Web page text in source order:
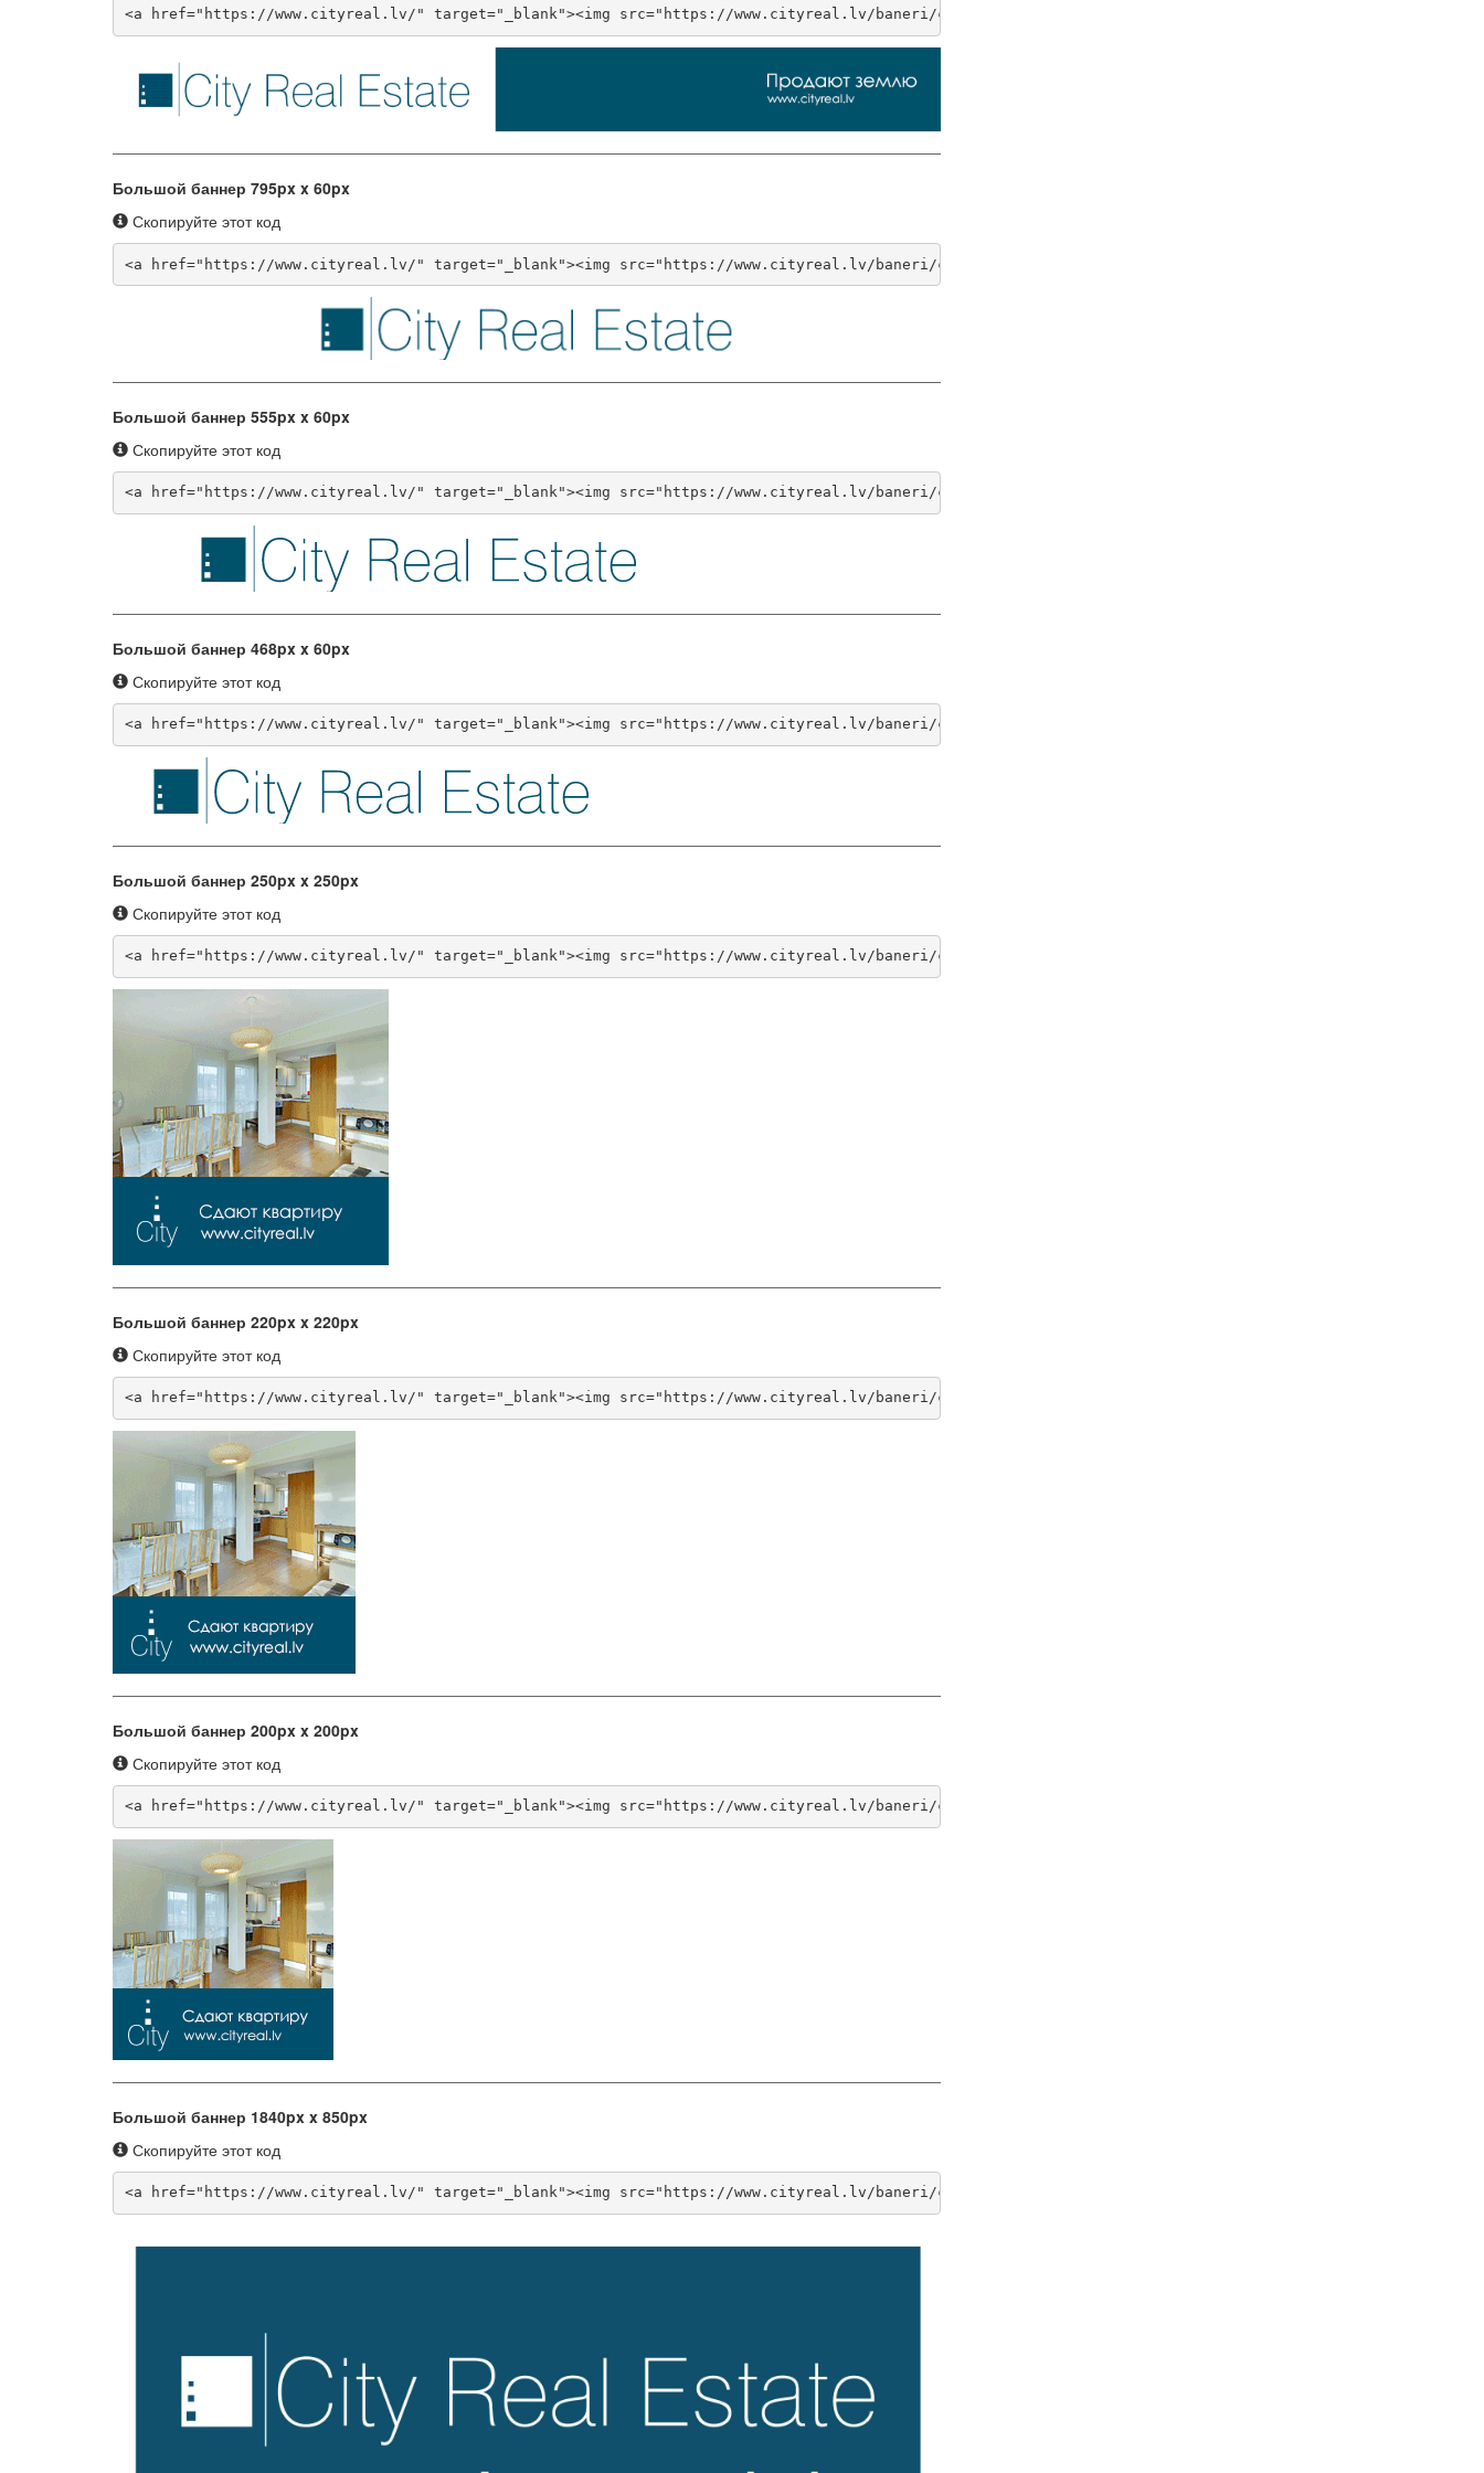
<a href="https://www.cityreal.lv/" target="_blank"><img src="https://www.cityreal.lv/baneri/cityreal_980_100_ru.gif" width="980" height="100"
Большой баннер 795px x 60px
Скопируйте этот код
<a href="https://www.cityreal.lv/" target="_blank"><img src="https://www.cityreal.lv/baneri/cityreal_795_60_ru.gif" width="795" height="60" style="border-
Большой баннер 555px x 60px
Скопируйте этот код
<a href="https://www.cityreal.lv/" target="_blank"><img src="https://www.cityreal.lv/baneri/cityreal_555_60_ru.gif" width="555" height="60" style="border-
Большой баннер 468px x 60px
Скопируйте этот код
<a href="https://www.cityreal.lv/" target="_blank"><img src="https://www.cityreal.lv/baneri/cityreal_468_60_ru.gif" width="468" height="60" style="border-
Большой баннер 250px x 250px
Скопируйте этот код
<a href="https://www.cityreal.lv/" target="_blank"><img src="https://www.cityreal.lv/baneri/cityreal_250_250_ru.gif" width="250" height="250"
Большой баннер 220px x 220px
Скопируйте этот код
<a href="https://www.cityreal.lv/" target="_blank"><img src="https://www.cityreal.lv/baneri/cityreal_220_220_ru.gif" width="220" height="220"
Большой баннер 200px x 200px
Скопируйте этот код
<a href="https://www.cityreal.lv/" target="_blank"><img src="https://www.cityreal.lv/baneri/cityreal_200_200_ru.gif" width="200" height="200"
Большой баннер 1840px x 850px
Скопируйте этот код
<a href="https://www.cityreal.lv/" target="_blank"><img src="https://www.cityreal.lv/baneri/cityreal_1840_850_ru.jpg" width="1840" height="850"